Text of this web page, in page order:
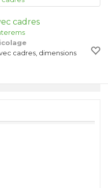
cadres
cadres, dimensions